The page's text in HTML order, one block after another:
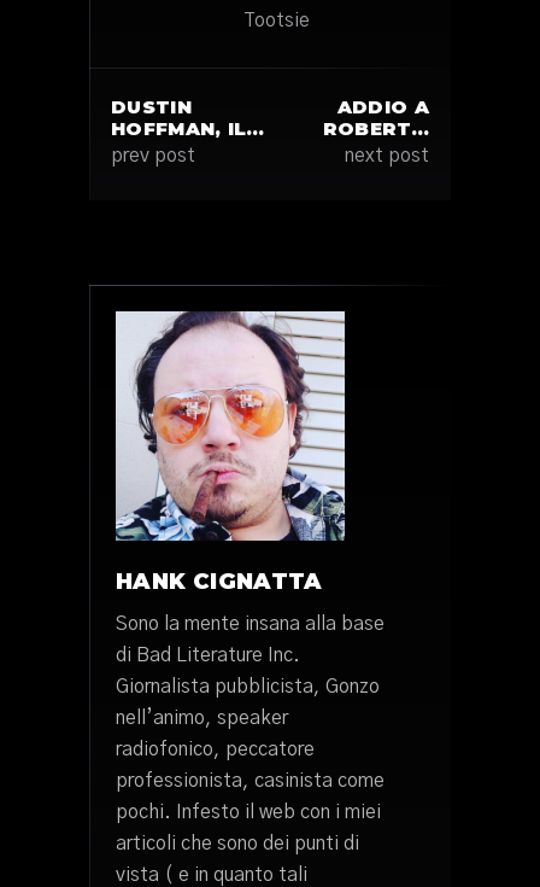
Tootsie
DUSTIN
HOFFMAN, IL…
prev post
ADDIO A
ROBERT…
next post
HANK CIGNATTA
Sono la mente insana alla base
di Bad Literature Inc.
Giornalista pubblicista, Gonzo
nell’animo, speaker
radiofonico, peccatore
professionista, casinista come
pochi. Infesto il web con i miei
articoli che sono dei punti di
vista ( e in quanto tali